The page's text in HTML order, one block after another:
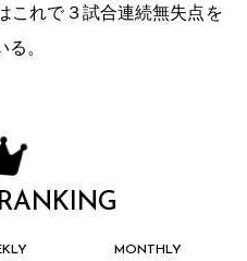
これで３試合連続無失点を
。
MONTHLY